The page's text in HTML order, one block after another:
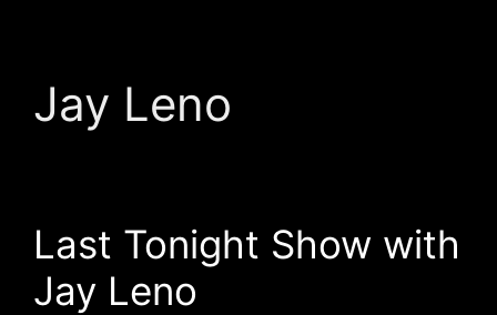
Jay Leno
Last Tonight Show with
Jay Leno